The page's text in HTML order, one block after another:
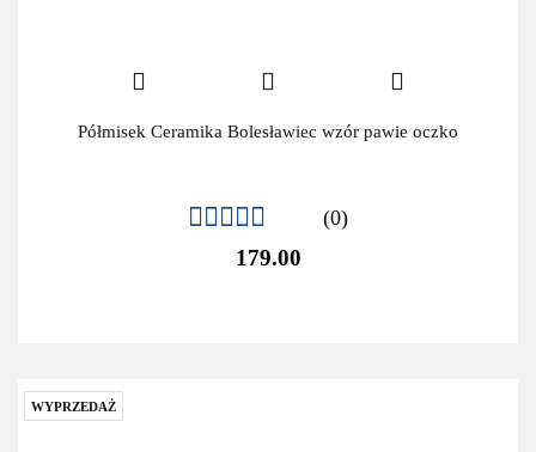
Półmisek Ceramika Bolesławiec wzór pawie oczko
(0)
179.00
WYPRZEDAŻ